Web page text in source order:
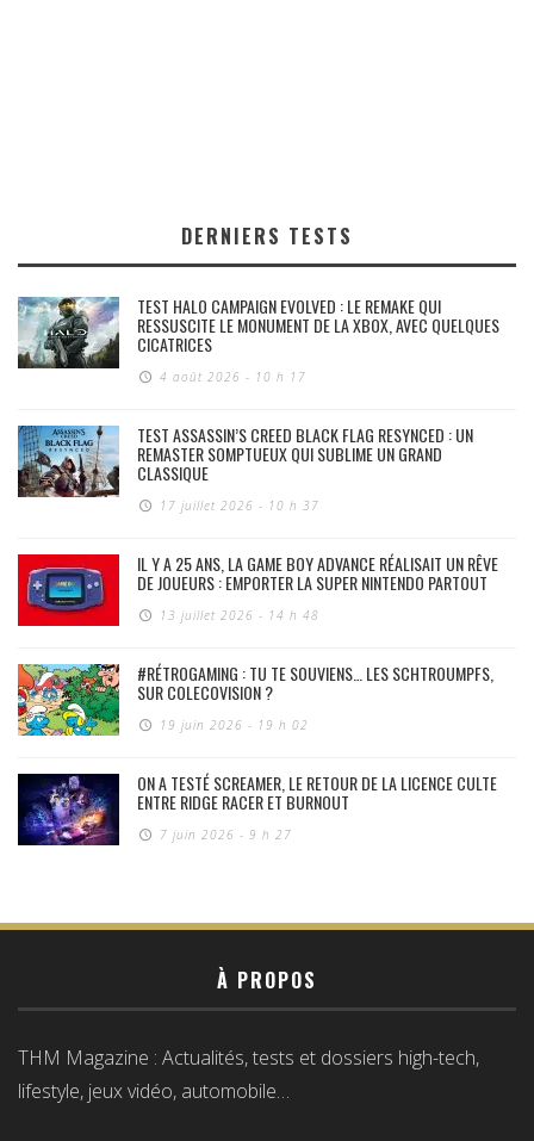
DERNIERS TESTS
TEST HALO CAMPAIGN EVOLVED : LE REMAKE QUI
RESSUSCITE LE MONUMENT DE LA XBOX, AVEC QUELQUES
CICATRICES
4 août 2026 - 10 h 17
TEST ASSASSIN’S CREED BLACK FLAG RESYNCED : UN
REMASTER SOMPTUEUX QUI SUBLIME UN GRAND
CLASSIQUE
17 juillet 2026 - 10 h 37
IL Y A 25 ANS, LA GAME BOY ADVANCE RÉALISAIT UN RÊVE
DE JOUEURS : EMPORTER LA SUPER NINTENDO PARTOUT
13 juillet 2026 - 14 h 48
#RÉTROGAMING : TU TE SOUVIENS… LES SCHTROUMPFS,
SUR COLECOVISION ?
19 juin 2026 - 19 h 02
ON A TESTÉ SCREAMER, LE RETOUR DE LA LICENCE CULTE
ENTRE RIDGE RACER ET BURNOUT
7 juin 2026 - 9 h 27
À PROPOS
THM Magazine : Actualités, tests et dossiers high-tech,
lifestyle, jeux vidéo, automobile…